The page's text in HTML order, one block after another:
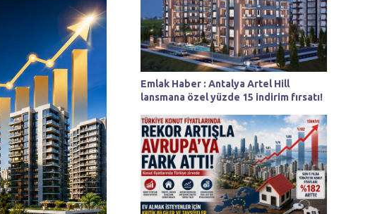
Emlak Haber : Antalya Artel Hill
lansmana özel yüzde 15 indirim fırsatı!